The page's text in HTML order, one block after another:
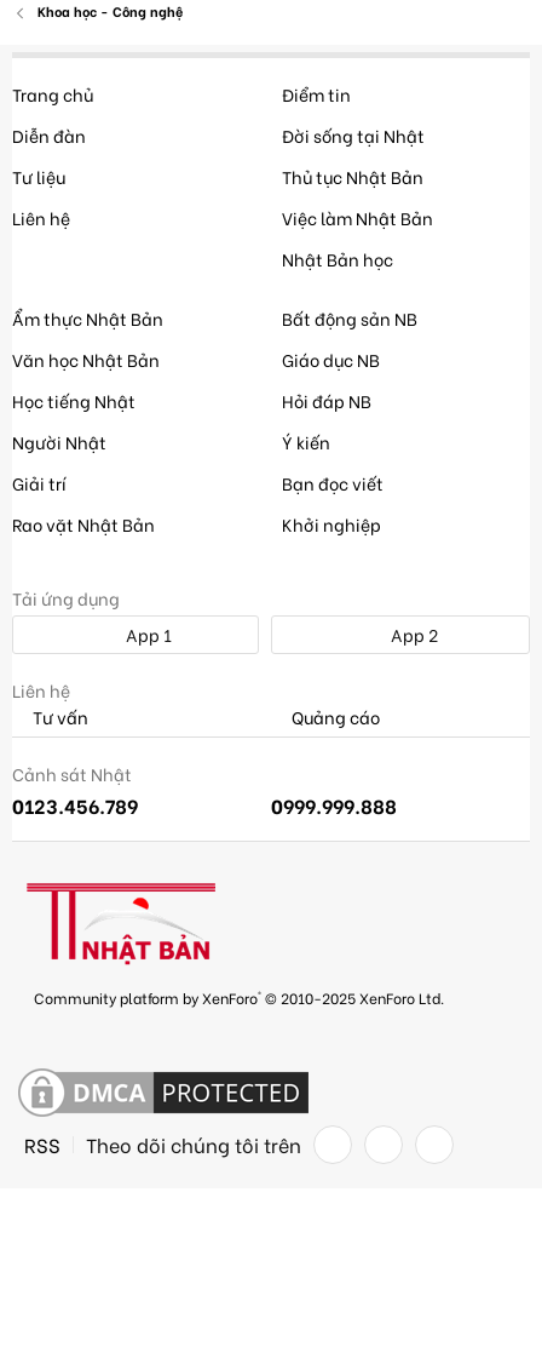
Khoa học - Công nghệ
Trang chủ
Diễn đàn
Tư liệu
Liên hệ
Điểm tin
Đời sống tại Nhật
Thủ tục Nhật Bản
Việc làm Nhật Bản
Nhật Bản học
Ẩm thực Nhật Bản
Văn học Nhật Bản
Học tiếng Nhật
Người Nhật
Giải trí
Rao vặt Nhật Bản
Bất động sản NB
Giáo dục NB
Hỏi đáp NB
Ý kiến
Bạn đọc viết
Khởi nghiệp
Tải ứng dụng
App 1
App 2
Liên hệ
Tư vấn
Quảng cáo
Cảnh sát Nhật
0123.456.789 0999.999.888
Community platform by XenForo® © 2010-2025 XenForo Ltd.
RSS Theo dõi chúng tôi trên